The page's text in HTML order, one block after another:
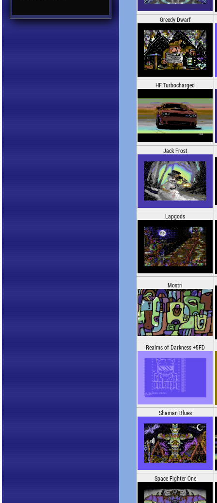
Greedy Dwarf
HF Turbocharged
Jack Frost
Lapgods
Mostri
Realms of Darkness +5FD
Shaman Blues
Space Fighter One